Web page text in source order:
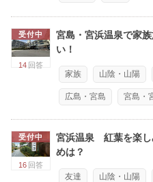
受付中
14 回答
宮島・宮浜温泉で家
い！
家族 山陰・山陽
広島・宮島 宮島・
受付中
16 回答
宮浜温泉 紅葉を楽し
めは？
友達 山陰・山陽